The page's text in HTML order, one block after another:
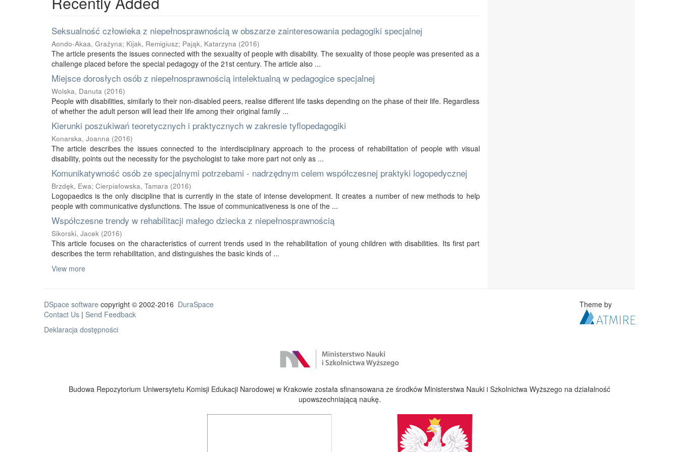
Seksualność człowieka z niepełnosprawnością w obszarze zainteresowania pedagogiki specjalnej
Aondo-Akaa, Grażyna; Kijak, Remigiusz; Pająk, Katarzyna (2016)
The article presents the issues connected with the sexuality of people with disability. The sexuality of those people was presented as a
challenge placed before the special pedagogy of the 21st century. The article also ...
Miejsce dorosłych osób z niepełnosprawnością intelektualną w pedagogice specjalnej
Wolska, Danuta (2016)
People with disabilities, similarly to their non-disabled peers, realise different life tasks depending on the phase of their life. Regardless
of whether the adult person will lead their life among their original family ...
Kierunki poszukiwań teoretycznych i praktycznych w zakresie tyflopedagogiki
Konarska, Joanna (2016)
The article describes the issues connected to the interdisciplinary approach to the process of rehabilitation of people with visual
disability, points out the necessity for the psychologist to take more part not only as ...
Komunikatywność osób ze specjalnymi potrzebami - nadrzędnym celem współczesnej praktyki logopedycznej
Brzdęk, Ewa; Cierpiałowska, Tamara (2016)
Logopaedics is the only discipline that is currently in the state of intense development. It creates a number of new methods to help
people with communicative dysfunctions. The issue of communicativeness is one of the ...
Współczesne trendy w rehabilitacji małego dziecka z niepełnosprawnością
Sikorski, Jacek (2016)
This article focuses on the characteristics of current trends used in the rehabilitation of young children with disabilities. Its first part
describes the term rehabilitation, and distinguishes the basic kinds of ...
View more
DSpace software copyright © 2002-2016 DuraSpace
Contact Us | Send Feedback
Deklaracja dostępności
Theme by
Budowa Repozytorium Uniwersytetu Komisji Edukacji Narodowej w Krakowie została sfinansowana ze środków Ministerstwa Nauki i Szkolnictwa Wyższego na działalność
upowszechniającą naukę.